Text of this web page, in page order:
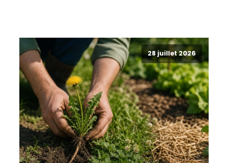
28 juillet 2026